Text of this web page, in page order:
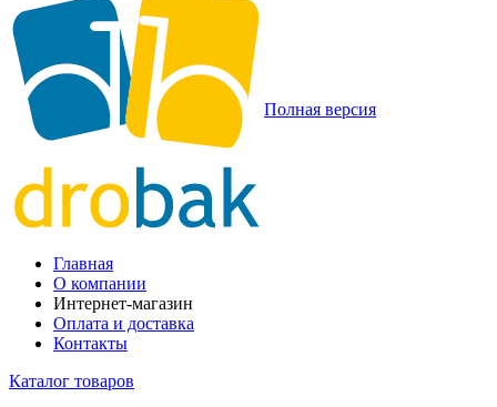
Полная версия
Главная
О компании
Интернет-магазин
Оплата и доставка
Контакты
Каталог товаров